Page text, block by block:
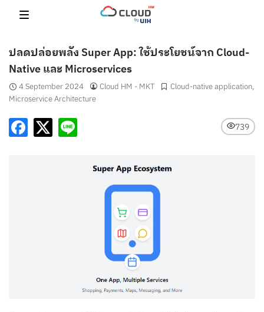
ปลดปล่อยพลัง Super App: ใช้ประโยชน์จาก Cloud-
Native และ Microservices
4 September 2024 Cloud HM - MKT Cloud-native application,
Microservice Architecture
739